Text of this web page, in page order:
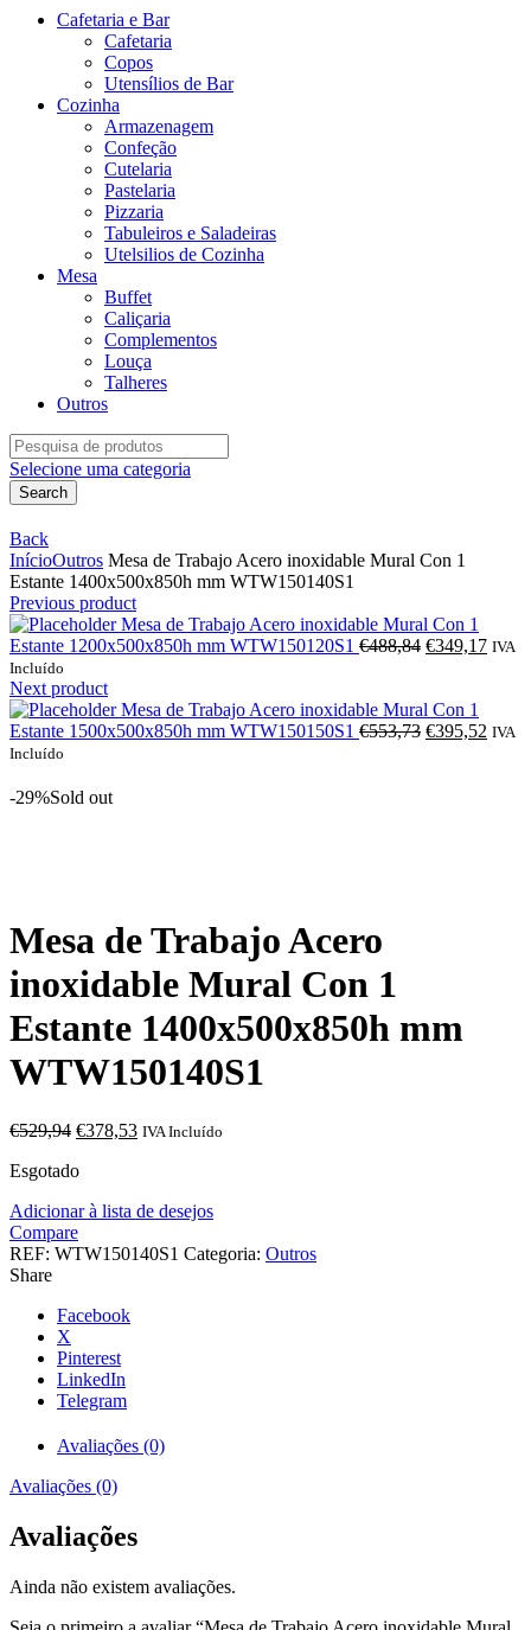
Cafetaria e Bar
Cafetaria
Copos
Utensílios de Bar
Cozinha
Armazenagem
Confeção
Cutelaria
Pastelaria
Pizzaria
Tabuleiros e Saladeiras
Utelsilios de Cozinha
Mesa
Buffet
Caliçaria
Complementos
Louça
Talheres
Outros
Search
for:
Selecione uma categoria
Search
Back
InícioOutros Mesa de Trabajo Acero inoxidable Mural Con 1
Estante 1400x500x850h mm WTW150140S1
Previous product
Mesa de Trabajo Acero inoxidable Mural Con 1
Estante 1200x500x850h mm WTW150120S1 €488,84 O
era:
€488,84.
€349,17OIVA
Incluído
Next product
Mesa de Trabajo Acero inoxidable Mural Con 1
Estante 1500x500x850h mm WTW150150S1 €553,73 O
€395,52 O
IVA
Incluído
-29%Sold out
Mesa de Trabajo Acero
inoxidable Mural Con 1
Estante 1400x500x850h mm
WTW150140S1
€529,94 O
original
€529,94.
€378,53O
€378,53.
IVA Incluído
Esgotado
Adicionar à lista de desejos
Compare
REF: WTW150140S1 Categoria: Outros
Share
Facebook
X
Pinterest
LinkedIn
Telegram
Avaliações (0)
Avaliações (0)
Avaliações
Ainda não existem avaliações.